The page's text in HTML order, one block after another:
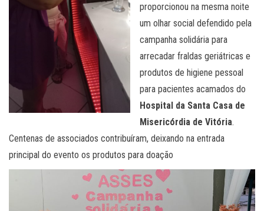
proporcionou na mesma noite
um olhar social defendido pela
campanha solidária para
arrecadar fraldas geriátricas e
produtos de higiene pessoal
para pacientes acamados do
Hospital da Santa Casa de
Misericórdia de Vitória.
Centenas de associados contribuíram, deixando na entrada
principal do evento os produtos para doação